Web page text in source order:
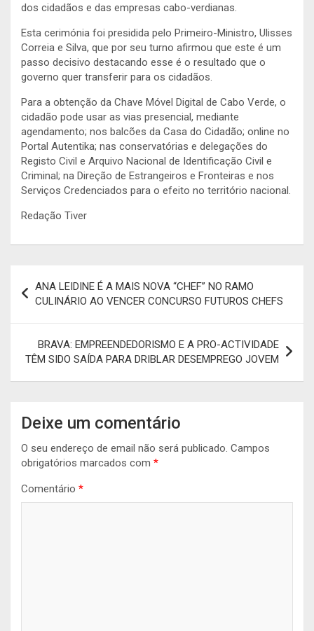
dos cidadãos e das empresas cabo-verdianas.
Esta cerimónia foi presidida pelo Primeiro-Ministro, Ulisses
Correia e Silva, que por seu turno afirmou que este é um
passo decisivo destacando esse é o resultado que o
governo quer transferir para os cidadãos.
Para a obtenção da Chave Móvel Digital de Cabo Verde, o
cidadão pode usar as vias presencial, mediante
agendamento; nos balcões da Casa do Cidadão; online no
Portal Autentika; nas conservatórias e delegações do
Registo Civil e Arquivo Nacional de Identificação Civil e
Criminal; na Direção de Estrangeiros e Fronteiras e nos
Serviços Credenciados para o efeito no território nacional.
Redação Tiver
de
artigos
ANA LEIDINE É A MAIS NOVA “CHEF” NO RAMO
CULINÁRIO AO VENCER CONCURSO FUTUROS CHEFS
BRAVA: EMPREENDEDORISMO E A PRO-ACTIVIDADE
TÊM SIDO SAÍDA PARA DRIBLAR DESEMPREGO JOVEM
Deixe um comentário
O seu endereço de email não será publicado. Campos
obrigatórios marcados com *
Comentário *